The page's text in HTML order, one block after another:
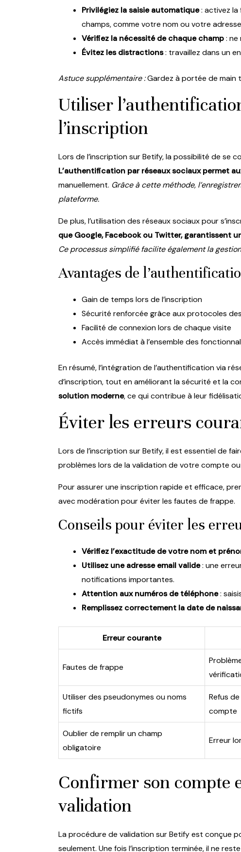
Privilégiez la saisie automatique: activez la
champs, comme votre nom ou votre
Vérifiez la nécessité de chaque champ:
Évitez les distractions: travaillez dans un
Astuce supplémentaire :Gardez à portée de main
Utiliser
l’inscription
Lors de l’inscription sur Betify, la possibilité de se
L’authentification par réseaux sociaux permet
manuellement. Grâce à cette méthode,
plateforme.
De plus, l’utilisation des réseaux sociaux pour
que Google, Facebook ou Twitter, garantissent
Ce processus simplifié facilite également la
Avantages de
Gain de temps lors de l’inscription
Sécurité renforcée grâce aux protocoles
Facilité de connexion lors de chaque visite
Accès immédiat à l’ensemble des
En résumé, l’intégration de l’authentification via
d’inscription, tout en améliorant la sécurité et la
solution moderne, ce qui contribue à leur
Éviter les erreurs
Lors de l’inscription sur Betify, il est essentiel de
problèmes lors de la validation de votre compte
Pour assurer une inscription rapide et efficace,
avec modération pour éviter les fautes de frappe.
Conseils pour éviter les
Vérifiez l’exactitude de votre nom et
Utilisez une adresse email valide: une
notifications importantes.
Attention aux numéros de téléphone:
Remplissez correctement la date de
Erreur courante
Fautes de frappe
Utiliser des pseudonymes ou noms
fictifs
Refus
compte
Oublier de remplir un champ
obligatoire
Erreur
Confirmer son compte
validation
La procédure de validation sur Betify est conçue
seulement. Une fois l’inscription terminée, il ne